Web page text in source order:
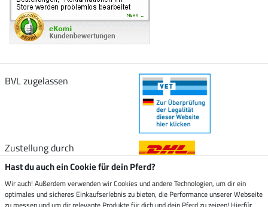
BVL zugelassen
Zustellung durch
Sicher bezahlen mit
Hast du auch ein Cookie für dein Pferd?
Wir auch! Außerdem verwenden wir Cookies und andere Technologien, um dir ein
optimales und sicheres Einkaufserlebnis zu bieten, die Performance unserer Webseite